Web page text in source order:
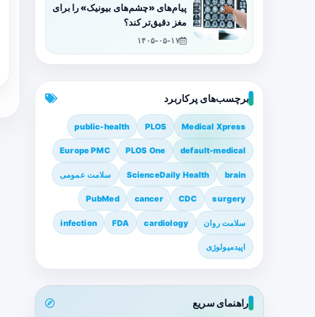
پیام‌های «چشم‌های بیونیک» را برای
مغز دقیق‌تر کند؟
۱۴۰۵-۰۵-۱۷
برچسب‌های پرکاربرد
Medical Xpress
PLOS
public-health
default-medical
PLOS One
Europe PMC
brain
ScienceDaily Health سلامت عمومی
surgery
CDC
cancer
PubMed
سلامت روان cardiology
FDA
infection
اپیدمیولوژی
راهنمای سریع